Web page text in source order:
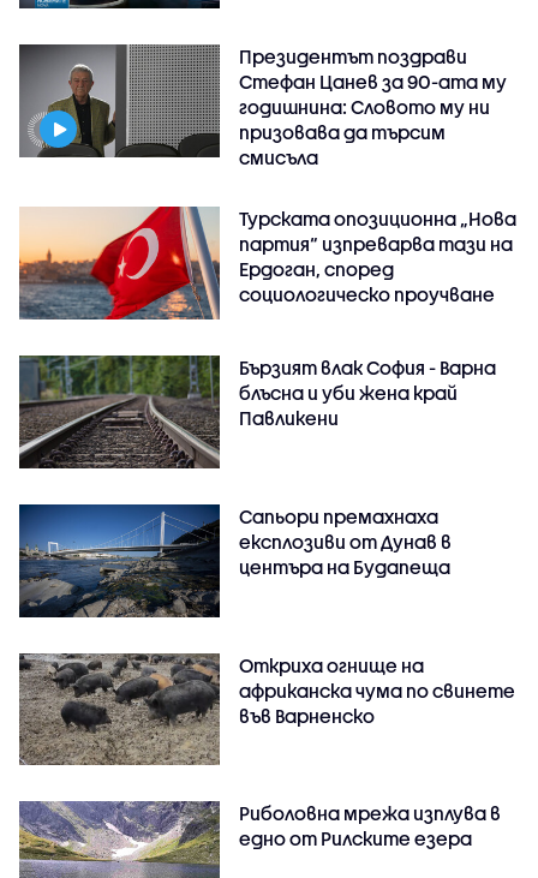
Президентът поздрави
Стефан Цанев за 90-ата му
годишнина: Словото му ни
призовава да търсим
смисъла
Турската опозиционна „Нова
партия“ изпреварва тази на
Ердоган, според
социологическо проучване
Бързият влак София - Варна
блъсна и уби жена край
Павликени
Сапьори премахнаха
експлозиви от Дунав в
центъра на Будапеща
Откриха огнище на
африканска чума по свинете
във Варненско
Риболовна мрежа изплува в
едно от Рилските езера